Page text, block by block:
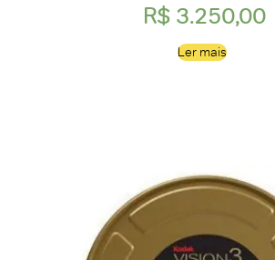
R$3.250,00
Ler mais